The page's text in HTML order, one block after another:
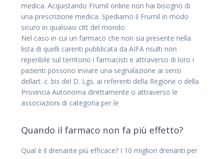
medica. Acquistando Frumil online non hai bisogno di
una prescrizione medica. Spediamo il Frumil in modo
sicuro in qualsiasi citt del mondo.
Nel caso in cui un farmaco che non sia presente nella
lista di quelli carenti pubblicata da AIFA risulti non
reperibile sul territorio i farmacisti e attraverso di loro i
pazienti possono inviare una segnalazione ai sensi
dellart. c. bis del D. Lgs. ai referenti della Regione o della
Provincia Autonoma direttamente o attraverso le
associazioni di categoria per le
Quando il farmaco non fa più effetto?
Qual è il drenante più efficace? I 10 migliori drenanti per